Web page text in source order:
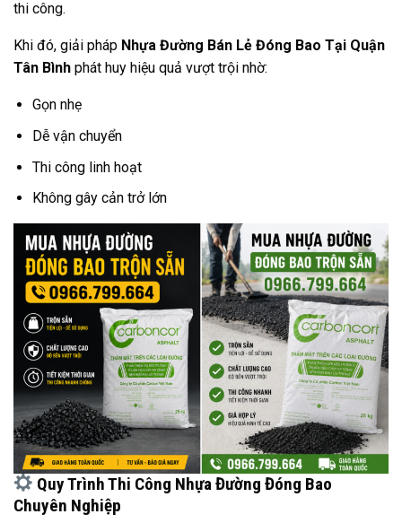
thi công.
Khi đó, giải pháp Nhựa Đường Bán Lẻ Đóng Bao Tại Quận
Tân Bình phát huy hiệu quả vượt trội nhờ:
Gọn nhẹ
Dễ vận chuyển
Thi công linh hoạt
Không gây cản trở lớn
Quy Trình Thi Công Nhựa Đường Đóng Bao
Chuyên Nghiệp